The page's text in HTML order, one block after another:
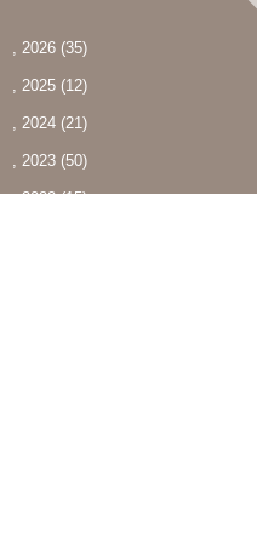
, 2026 (35)
, 2025 (12)
, 2024 (21)
, 2023 (50)
, 2022(15)